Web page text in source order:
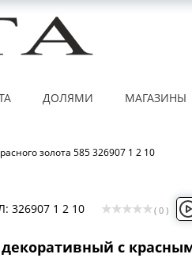
ДОЛЯМИ МАГАЗИНЫ
золота 585 326907 1 2 10
326907 1 2 10 ( 0 )
декоративный с